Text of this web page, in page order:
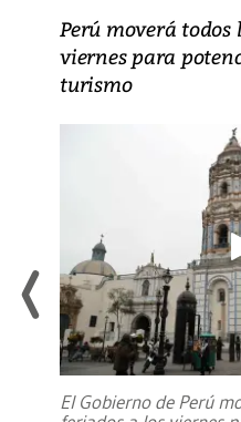
Perú moverá
viernes para
turismo
El Gobierno de Perú